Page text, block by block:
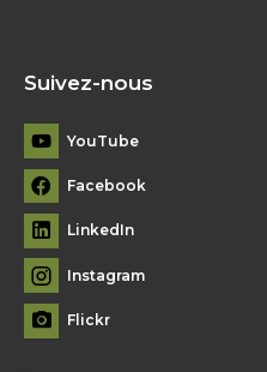
Suivez-nous
YouTube
Facebook
LinkedIn
Instagram
Flickr